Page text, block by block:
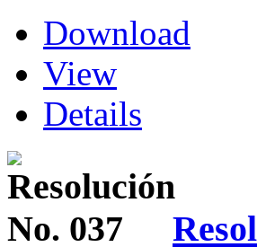
Download
View
Details